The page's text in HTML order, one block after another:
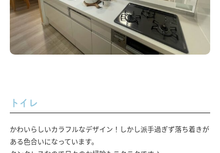
トイレ
かわいらしいカラフルなデザイン！しかし派手過ぎず落ち着きが
ある色合いになっています。